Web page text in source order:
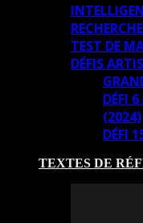
TEST DE
DÉFIS
DÉFI
(2024)
DÉFI
TEXTES DE